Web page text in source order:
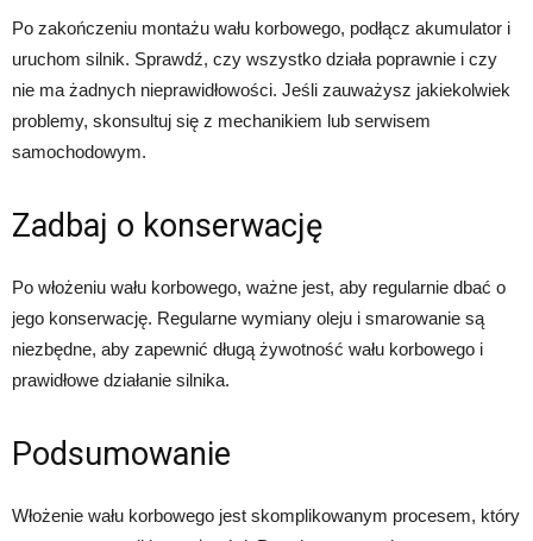
Po zakończeniu montażu wału korbowego, podłącz akumulator i
uruchom silnik. Sprawdź, czy wszystko działa poprawnie i czy
nie ma żadnych nieprawidłowości. Jeśli zauważysz jakiekolwiek
problemy, skonsultuj się z mechanikiem lub serwisem
samochodowym.
Zadbaj o konserwację
Po włożeniu wału korbowego, ważne jest, aby regularnie dbać o
jego konserwację. Regularne wymiany oleju i smarowanie są
niezbędne, aby zapewnić długą żywotność wału korbowego i
prawidłowe działanie silnika.
Podsumowanie
Włożenie wału korbowego jest skomplikowanym procesem, który